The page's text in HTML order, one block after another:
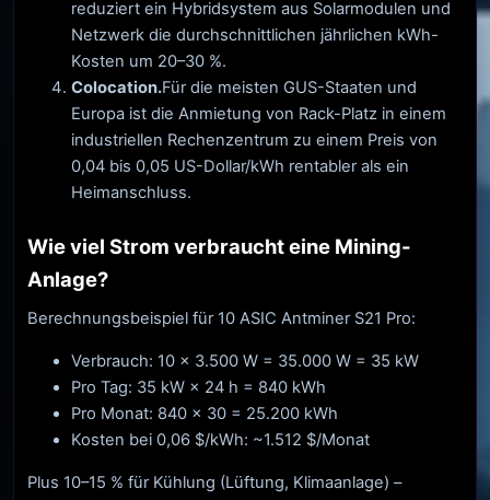
reduziert ein Hybridsystem aus Solarmodulen und
Netzwerk die durchschnittlichen jährlichen kWh-
Kosten um 20–30 %.
Colocation.Für die meisten GUS-Staaten und
Europa ist die Anmietung von Rack-Platz in einem
industriellen Rechenzentrum zu einem Preis von
0,04 bis 0,05 US-Dollar/kWh rentabler als ein
Heimanschluss.
Wie viel Strom verbraucht eine Mining-
Anlage?
Berechnungsbeispiel für 10 ASIC Antminer S21 Pro:
Verbrauch: 10 × 3.500 W = 35.000 W = 35 kW
Pro Tag: 35 kW × 24 h = 840 kWh
Pro Monat: 840 × 30 = 25.200 kWh
Kosten bei 0,06 $/kWh: ~1.512 $/Monat
Plus 10–15 % für Kühlung (Lüftung, Klimaanlage) –